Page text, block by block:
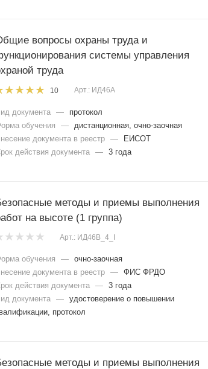
вопросы охраны труда и
системы управления
труда
10 Арт.: ИД46А
документа —
протокол
обучения
—
дистанционная, очно-заочная
документа в реестр —
ЕИСОТ
действия документа — 3 года
методы и приемы выполнения
на высоте (1 группа)
Арт.: ИД46В_4_I
обучения — очно-заочная
документа в реестр — ФИС ФРДО
действия документа — 3 года
документа — удостоверение о повышении
протокол
методы и приемы выполнения